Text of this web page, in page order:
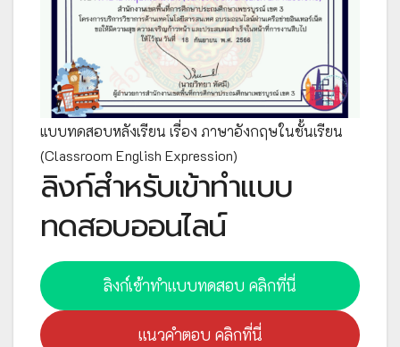
แบบทดสอบหลังเรียน เรื่อง ภาษาอังกฤษในชั้นเรียน
(Classroom English Expression)
ลิงก์สำหรับเข้าทำแบบ
ทดสอบออนไลน์
ลิงก์เข้าทำแบบทดสอบ คลิกที่นี่
แนวคำตอบ คลิกที่นี่